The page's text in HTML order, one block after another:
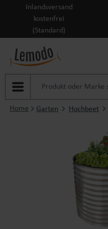
Zum Hauptinhalt springen
Inlandsversand
kostenfrei
(Standard)
Home Garten Hochbeet